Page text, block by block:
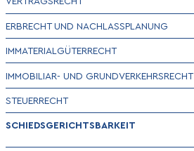
ERBRECHT UND NACHLASSPLANUNG
IMMATERIALGÜTERRECHT
IMMOBILIAR- UND GRUNDVERKEHRSRECHT
STEUERRECHT
SCHIEDSGERICHTSBARKEIT